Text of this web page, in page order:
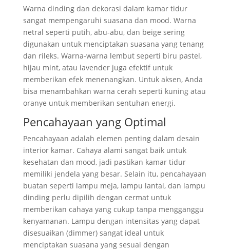
Warna dinding dan dekorasi dalam kamar tidur
sangat mempengaruhi suasana dan mood. Warna
netral seperti putih, abu-abu, dan beige sering
digunakan untuk menciptakan suasana yang tenang
dan rileks. Warna-warna lembut seperti biru pastel,
hijau mint, atau lavender juga efektif untuk
memberikan efek menenangkan. Untuk aksen, Anda
bisa menambahkan warna cerah seperti kuning atau
oranye untuk memberikan sentuhan energi.
Pencahayaan yang Optimal
Pencahayaan adalah elemen penting dalam desain
interior kamar. Cahaya alami sangat baik untuk
kesehatan dan mood, jadi pastikan kamar tidur
memiliki jendela yang besar. Selain itu, pencahayaan
buatan seperti lampu meja, lampu lantai, dan lampu
dinding perlu dipilih dengan cermat untuk
memberikan cahaya yang cukup tanpa mengganggu
kenyamanan. Lampu dengan intensitas yang dapat
disesuaikan (dimmer) sangat ideal untuk
menciptakan suasana yang sesuai dengan